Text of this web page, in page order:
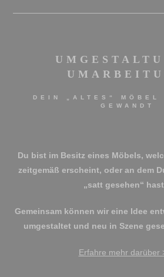
DEIN „ALTES“ MÖBEL
GEWANDT
Du bist im Besitz eines Möbels,
zeitgemäß erscheint, oder an dem
„satt gesehen“
Gemeinsam können wir eine Idee
umgestaltet und neu in Szene
Erfahre mehr darüber